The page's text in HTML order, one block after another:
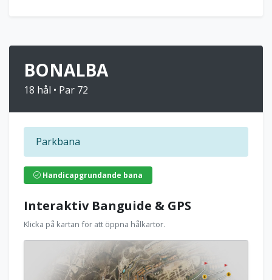
BONALBA
18 hål • Par 72
Parkbana
Handicapgrundande bana
Interaktiv Banguide & GPS
Klicka på kartan för att öppna hålkartor.